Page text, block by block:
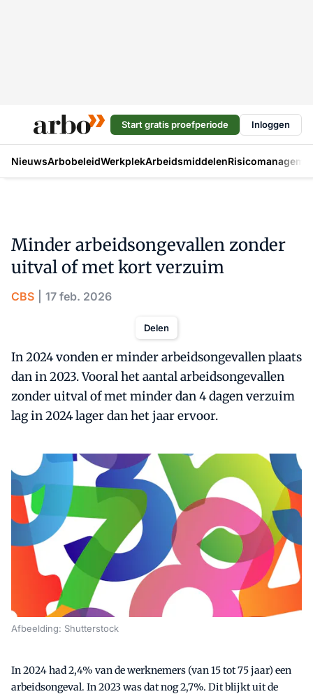
Start gratis proefperiode Inloggen
NieuwsArbobeleidWerkplekArbeidsmiddelen
Minder arbeidsongevallen zonder
uitval of met kort verzuim
CBS 17 feb. 2026
Delen
In 2024 vonden er minder arbeidsongevallen plaats
dan in 2023. Vooral het aantal arbeidsongevallen
zonder uitval of met minder dan 4 dagen verzuim
lag in 2024 lager dan het jaar ervoor.
Afbeelding: Shutterstock
In 2024 had 2,4% van de werknemers (van 15 tot 75 jaar) een
arbeidsongeval. In 2023 was dat nog 2,7%. Dit blijkt uit de